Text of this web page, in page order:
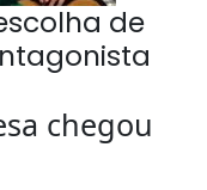
de
chegou